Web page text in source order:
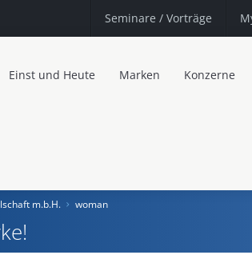
Seminare / Vorträge
Einst und Heute Marken Konzerne
m.b.H. woman